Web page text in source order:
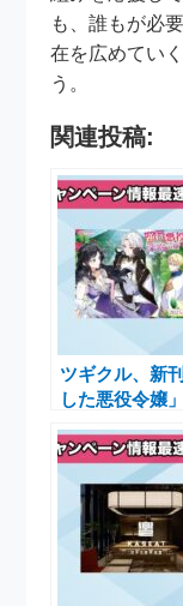
も、誰もが必
在を広めてい
う。
関連投稿:
ツギクル、新
した悪役令嬢
キャンペーン